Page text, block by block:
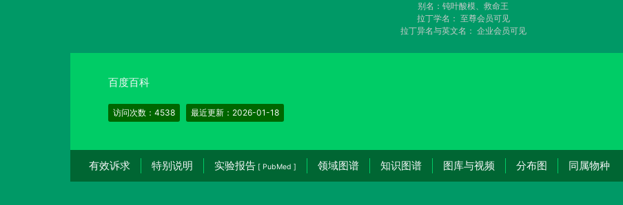
别名：钝叶酸模、救命王
拉丁学名： 至尊会员可见
拉丁异名与英文名： 企业会员可见
百度百科
访问次数：4538 最近更新：2026-01-18
有效诉求 特别说明 实验报告 [ PubMed ] 领域图谱 知识图谱 图库与视频 分布图 同属物种